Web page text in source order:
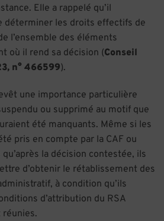
Elle a rappelé qu’il
déterminer les droits effectifs de
l’ensemble des éléments
où il rend sa décision (Conseil
n° 466599).
une importance particulière
ou supprimé au motif que
été manquants. Même si les
pris en compte par la CAF ou
la décision contestée, ils
d’obtenir le rétablissement des
à condition qu’ils
d’attribution du RSA